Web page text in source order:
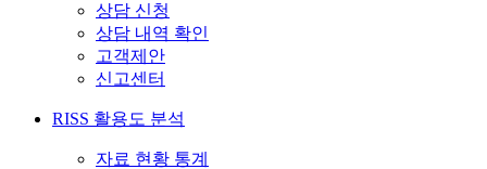
상담 신청
상담 내역 확인
고객제안
신고센터
RISS 활용도 분석
자료 현황 통계